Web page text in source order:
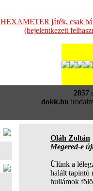
HEXAMETER játék, csak
(bejelentkezett
2857
dokk.hu
Oláh Zoltán
Megered-e
Ülünk a
halált tapintó
hullámok